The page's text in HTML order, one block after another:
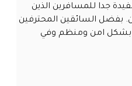
جدا للمسافرين الذين
بفضل السائقين المحترفين
بشكل امن ومنظم وفي